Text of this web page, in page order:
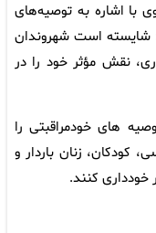
اشاره به توصیه‌های
شایسته است شهروندان
نقش مؤثر خود را در
های خودمراقبتی را
کودکان، زنان باردار و
کنند.